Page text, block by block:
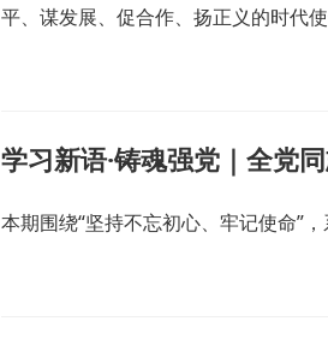
平、谋发展、促合作、扬正义的时代
学习新语·铸魂强党｜全党
本期围绕“坚持不忘初心、牢记使命”